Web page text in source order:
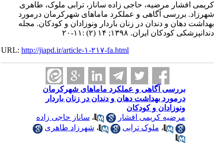
کریمی افشار مرضیه، حاجی زاده ساناز، ترابی ملوک، طاهری
شهرزاد. بررسی آگاهی و عملکرد ماماهای شهرکرمان درمورد
بهداشت دهان و دندان در زنان باردار ونوزادان و کودکان. مجله
دندانپزشکی کودکان ایران. ۱۳۹۸; ۱۴ (۲) :۱۱-۲۰
URL:http://jiapd.ir/article-۱-۲۱۷-fa.html
بررسی آگاهی و عملکرد ماماهای شهرکرمان
درمورد بهداشت دهان و دندان در زنان باردار
ونوزادان و کودکان
مرضیه کریمی افشار
،ساناز حاجی زاده
،ملوک ترابی ،شهرزاد طاهری